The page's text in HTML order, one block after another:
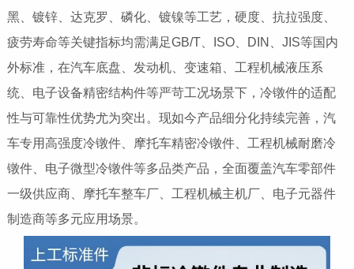
黑、镀锌、达克罗、磷化、镀镍等工艺，硬度、抗拉强度、
疲劳寿命等关键指标均需满足GB/T、ISO、DIN、JIS等国内
外标准，在汽车底盘、发动机、变速箱、工程机械液压系
统、电子设备精密结构件等严苛工况场景下，冷镦件的适配
性与可靠性优势尤为突出。现如今产品细分化持续完善，汽
车专用高强度冷镦件、摩托车精密冷镦件、工程机械耐磨冷
镦件、电子微型冷镦件等多品类产品，全面覆盖汽车零部件
一级供应商、摩托车整车厂、工程机械主机厂、电子元器件
制造商等多元应用场景。